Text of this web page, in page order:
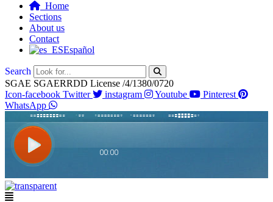
Home
Sections
About us
Contact
Español
Search
SGAE SGAERRDD License /4/1380/0720
Icon-facebook Twitter instagram Youtube
Pinterest
WhatsApp
Flyout